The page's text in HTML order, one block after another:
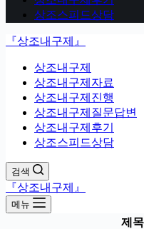
상조스피드상담
『상조내구제』
상조내구제
상조내구제자료
상조내구제진행
상조내구제질문답변
상조내구제후기
상조스피드상담
검색
『상조내구제』
메뉴
제목